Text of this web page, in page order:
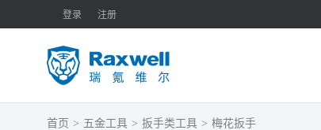
登录 注册
首页 > 五金工具 > 扳手类工具 > 梅花扳手